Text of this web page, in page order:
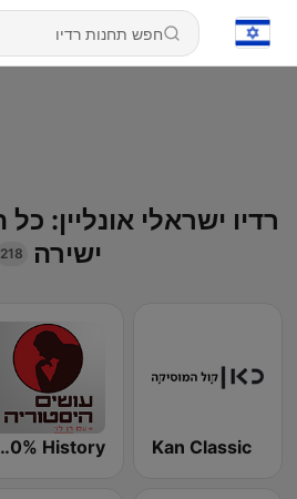
רדיו ישראלי אונליין:
ישירה
218
Kan Classic
History